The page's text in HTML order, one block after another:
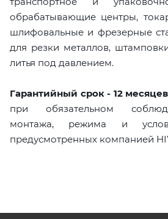
обрабатывающие центры,
шлифовальные и фрезерные
для резки металлов,
литья под давлением.
Гарантийный срок - 12 месяцев
при обязательном
монтажа, режима и
предусмотренных компанией